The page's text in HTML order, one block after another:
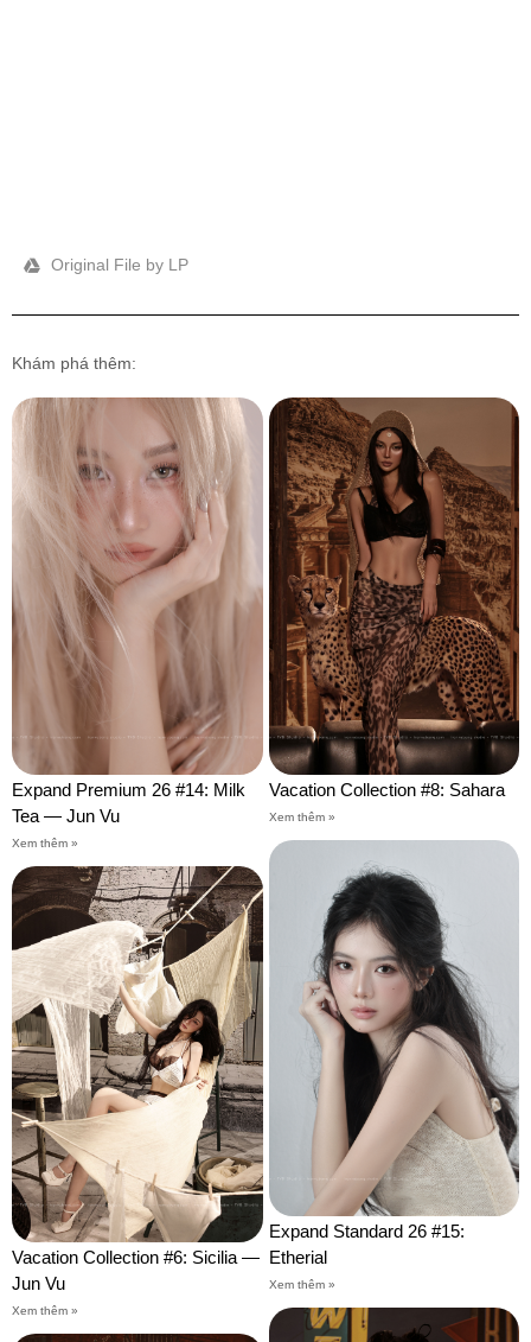
Original File by LP
Khám phá thêm:
Expand Premium 26 #14: Milk
Tea — Jun Vu
Xem thêm »
Vacation Collection #8: Sahara
Xem thêm »
Vacation Collection #6: Sicilia —
Jun Vu
Xem thêm »
Expand Standard 26 #15:
Etherial
Xem thêm »